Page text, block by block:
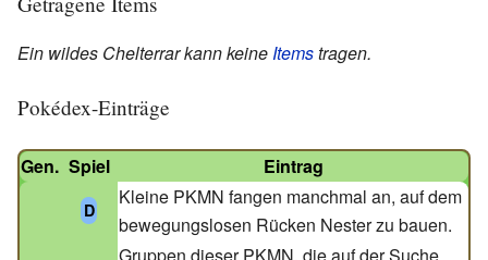
Ein wildes Chelterrar kann keineItemstragen.
Pokédex-Einträge
Gen. Spiel Eintrag
D
Kleine PKMN fangen manchmal an, auf dem
bewegungslosen Rücken Nester zu bauen.
Gruppen dieser PKMN, die auf der Suche